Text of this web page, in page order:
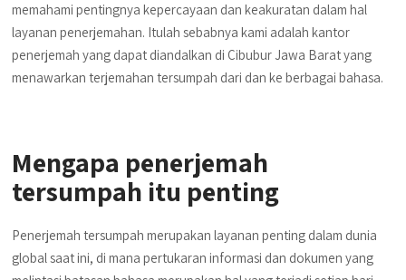
memahami pentingnya kepercayaan dan keakuratan dalam hal
layanan penerjemahan. Itulah sebabnya kami adalah kantor
penerjemah yang dapat diandalkan di Cibubur Jawa Barat yang
menawarkan terjemahan tersumpah dari dan ke berbagai bahasa.
Mengapa penerjemah
tersumpah itu penting
Penerjemah tersumpah merupakan layanan penting dalam dunia
global saat ini, di mana pertukaran informasi dan dokumen yang